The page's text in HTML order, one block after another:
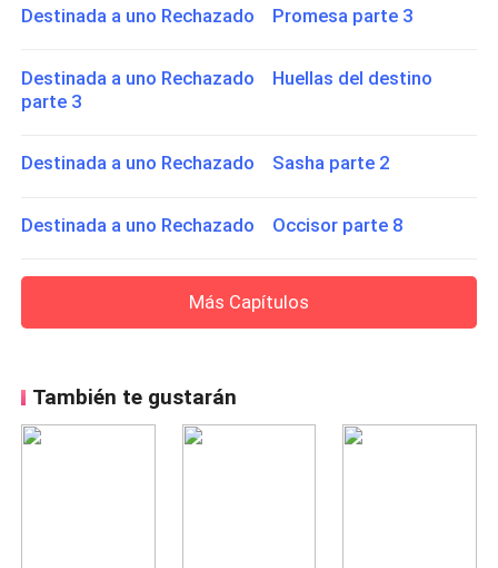
Destinada a uno Rechazado Promesa parte 3
Destinada a uno Rechazado Huellas del destino
parte 3
Destinada a uno Rechazado Sasha parte 2
Destinada a uno Rechazado Occisor parte 8
Más Capítulos
También te gustarán